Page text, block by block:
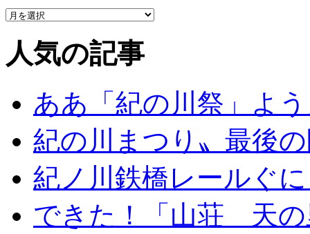
人気の記事
ああ「紀の川祭」よ
紀の川まつり〟最後
紀ノ川鉄橋レールぐ
できた！「山荘 天の